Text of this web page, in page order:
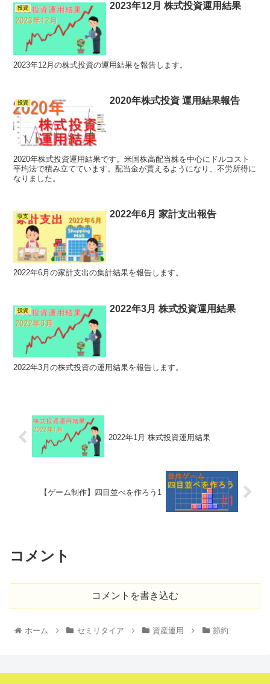
投資 2023年12月 株式投資運用結果
2023年12月の株式投資の運用結果を報告します。
投資 2020年株式投資 運用結果報告
2020年株式投資運用結果です。米国株高配当株を中心にドルコスト
平均法で積み立てています。配当金が貰えるようになり、不労所得に
なりました。
収支 2022年6月 家計支出報告
2022年6月の家計支出の集計結果を報告します。
投資 2022年3月 株式投資運用結果
2022年3月の株式投資の運用結果を報告します。
2022年1月 株式投資運用結果
【ゲーム制作】四目並べを作ろう1
コメント
コメントを書き込む
ホーム セミリタイア 資産運用 節約